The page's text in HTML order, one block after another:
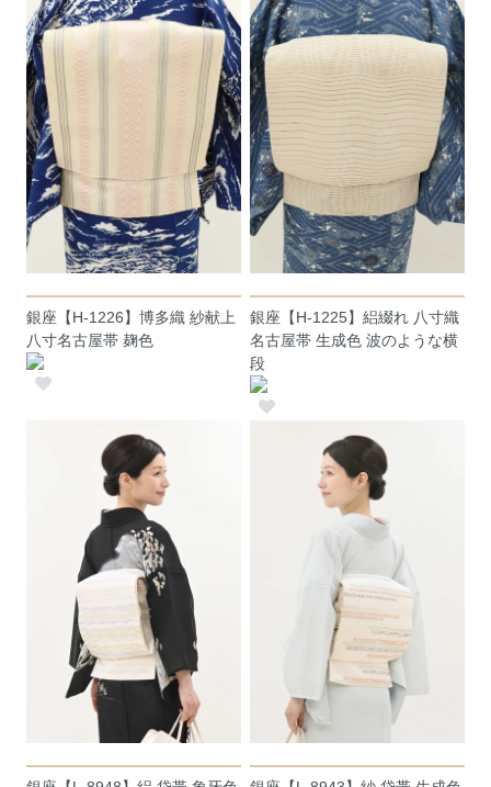
銀座【H-1226】博多織 紗献上
八寸名古屋帯 麹色
銀座【H-1225】絽綴れ 八寸織
名古屋帯 生成色 波のような横
段